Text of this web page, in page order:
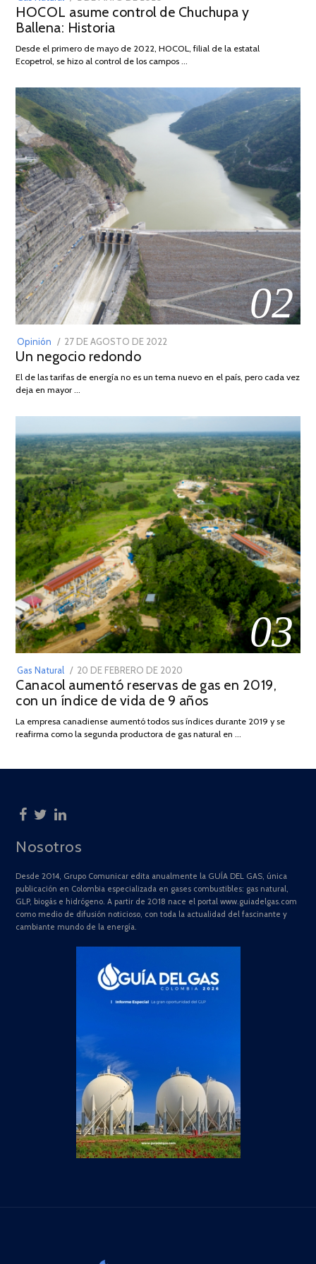
ON
DE
2026
HOCOL asume control de Chuchupa y
Ballena: Historia
Desde el primero de mayo de 2022, HOCOL, filial de la estatal
Ecopetrol, se hizo al control de los campos …
02
Opinión
POSTED
ON
27 DE AGOSTO DE 2022
DE
Un negocio redondo
El de las tarifas de energía no es un tema nuevo en el país, pero cada vez
deja en mayor …
03
Gas Natural
POSTED
ON
20 DE FEBRERO DE 2020
DE
JULIO
2025
Canacol aumentó reservas de gas en 2019,
con un índice de vida de 9 años
La empresa canadiense aumentó todos sus índices durante 2019 y se
reafirma como la segunda productora de gas natural en …
Nosotros
Desde 2014, Grupo Comunicar edita anualmente la GUÍA DEL GAS, única
publicación en Colombia especializada en gases combustibles: gas natural,
GLP, biogás e hidrógeno. A partir de 2018 nace el portal www.guiadelgas.com
como medio de difusión noticioso, con toda la actualidad del fascinante y
cambiante mundo de la energía.